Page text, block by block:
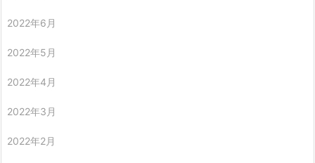
2022年6月
2022年5月
2022年4月
2022年3月
2022年2月